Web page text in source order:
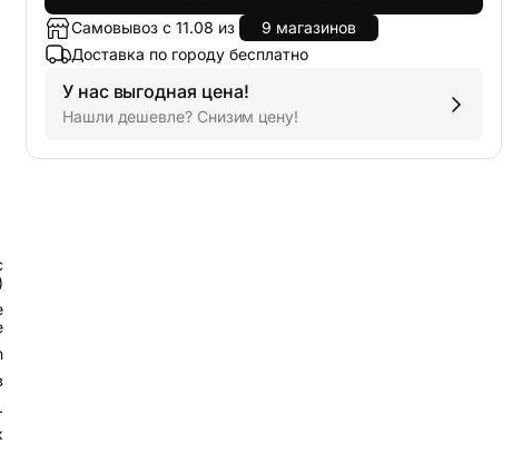
Самовывоз с 11.08 из
9 магазинов
Доставка по городу бесплатно
У нас выгодная цена!
Нашли дешевле? Снизим цену!